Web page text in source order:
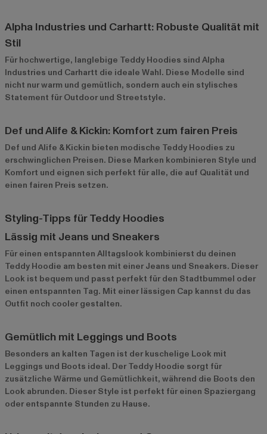
Alpha Industries und Carhartt: Robuste Qualität mit
Stil
Für hochwertige, langlebige Teddy Hoodies sind Alpha
Industries und Carhartt die ideale Wahl. Diese Modelle sind
nicht nur warm und gemütlich, sondern auch ein stylisches
Statement für Outdoor und Streetstyle.
Def und Alife & Kickin: Komfort zum fairen Preis
Def und Alife & Kickin bieten modische Teddy Hoodies zu
erschwinglichen Preisen. Diese Marken kombinieren Style und
Komfort und eignen sich perfekt für alle, die auf Qualität und
einen fairen Preis setzen.
Styling-Tipps für Teddy Hoodies
Lässig mit Jeans und Sneakers
Für einen entspannten Alltagslook kombinierst du deinen
Teddy Hoodie am besten mit einer Jeans und Sneakers. Dieser
Look ist bequem und passt perfekt für den Stadtbummel oder
einen entspannten Tag. Mit einer lässigen Cap kannst du das
Outfit noch cooler gestalten.
Gemütlich mit Leggings und Boots
Besonders an kalten Tagen ist der kuschelige Look mit
Leggings und Boots ideal. Der Teddy Hoodie sorgt für
zusätzliche Wärme und Gemütlichkeit, während die Boots den
Look abrunden. Dieser Style ist perfekt für einen Spaziergang
oder entspannte Stunden zu Hause.